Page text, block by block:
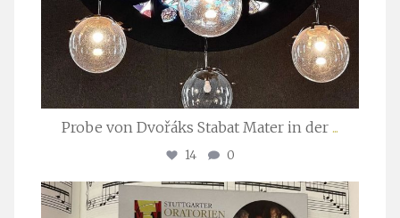
Probe von Dvořáks Stabat Mater in der ...
14 0
stuttgarter_oratorienchor
Nov. 29